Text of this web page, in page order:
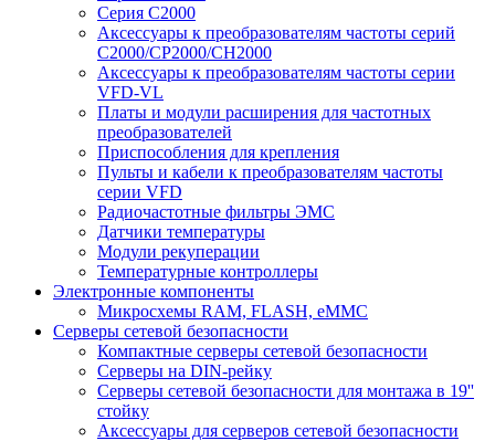
Серия C2000
Аксессуары к преобразователям частоты серий
С2000/CP2000/CH2000
Аксессуары к преобразователям частоты серии
VFD-VL
Платы и модули расширения для частотных
преобразователей
Приспособления для крепления
Пульты и кабели к преобразователям частоты
серии VFD
Радиочастотные фильтры ЭМС
Датчики температуры
Модули рекуперации
Температурные контроллеры
Электронные компоненты
Микросхемы RAM, FLASH, eMMC
Серверы сетевой безопасности
Компактные серверы сетевой безопасности
Серверы на DIN-рейку
Серверы сетевой безопасности для монтажа в 19''
стойку
Аксессуары для серверов сетевой безопасности